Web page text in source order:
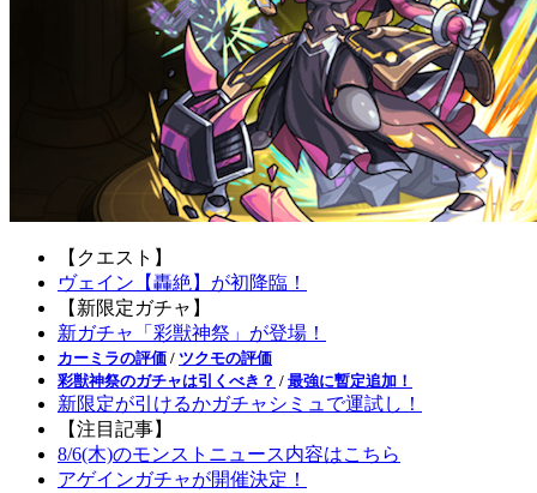
【クエスト】
ヴェイン【轟絶】が初降臨！
【新限定ガチャ】
新ガチャ「彩獣神祭」が登場！
カーミラの評価 / ツクモの評価
彩獣神祭のガチャは引くべき？ / 最強に暫定追加！
新限定が引けるかガチャシミュで運試し！
【注目記事】
8/6(木)のモンストニュース内容はこちら
アゲインガチャが開催決定！